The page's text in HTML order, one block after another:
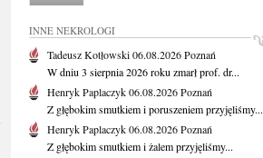
INNE NEKROLOGI
Tadeusz Kotłowski06.08.2026Poznań
W dniu 3 sierpnia 2026 roku zmarł prof. dr...
Henryk Paplaczyk06.08.2026Poznań
Z głębokim smutkiem i poruszeniem przyjęliśmy...
Henryk Paplaczyk06.08.2026Poznań
Z głębokim smutkiem i żalem przyjęliśmy...